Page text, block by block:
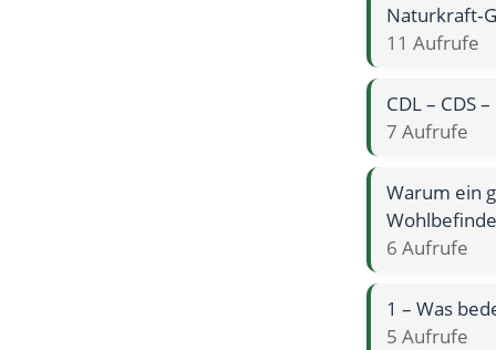
11 Aufrufe
CDL – CDS
7 Aufrufe
Warum ein
6 Aufrufe
1 – Was
5 Aufrufe